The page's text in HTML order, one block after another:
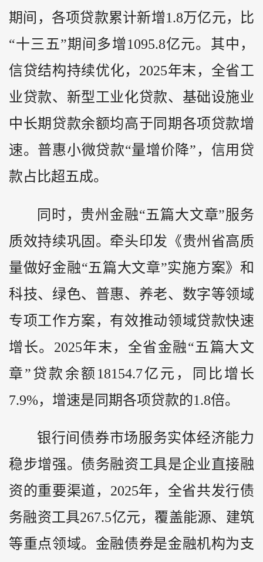
期间，各项贷款累计新增1.8万亿元，比
“十三五”期间多增1095.8亿元。其中，
信贷结构持续优化，2025年末，全省工
业贷款、新型工业化贷款、基础设施业
中长期贷款余额均高于同期各项贷款增
速。普惠小微贷款“量增价降”，信用贷
款占比超五成。
同时，贵州金融“五篇大文章”服务
质效持续巩固。牵头印发《贵州省高质
量做好金融“五篇大文章”实施方案》和
科技、绿色、普惠、养老、数字等领域
专项工作方案，有效推动领域贷款快速
增长。2025年末，全省金融“五篇大文
章”贷款余额18154.7亿元，同比增长
7.9%，增速是同期各项贷款的1.8倍。
银行间债券市场服务实体经济能力
稳步增强。债务融资工具是企业直接融
资的重要渠道，2025年，全省共发行债
务融资工具267.5亿元，覆盖能源、建筑
等重点领域。金融债券是金融机构为支